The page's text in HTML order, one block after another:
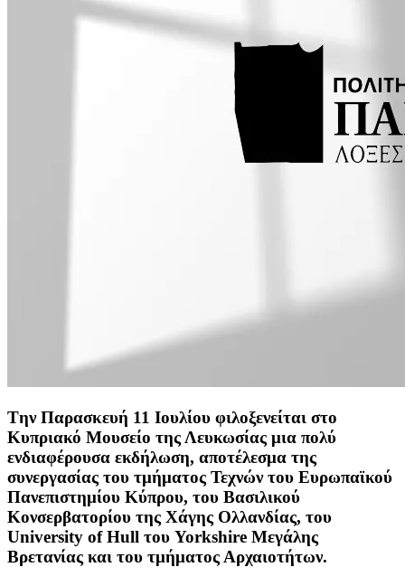
Tην Παρασκευή 11 Ιουλίου φιλοξενείται στο
Κυπριακό Μουσείο της Λευκωσίας μια πολύ
ενδιαφέρουσα εκδήλωση, αποτέλεσμα της
συνεργασίας του τμήματος Τεχνών του Ευρωπαϊκού
Πανεπιστημίου Κύπρου, του Βασιλικού
Κονσερβατορίου της Χάγης Ολλανδίας, του
University of Hull του Yorkshire Μεγάλης
Βρετανίας και του τμήματος Αρχαιοτήτων.